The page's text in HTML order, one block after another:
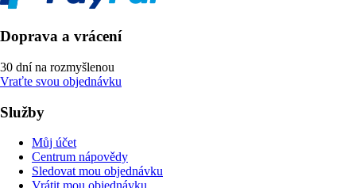
Doprava a vrácení
30 dní na rozmyšlenou
Vraťte svou objednávku
Služby
Můj účet
Centrum nápovědy
Sledovat mou objednávku